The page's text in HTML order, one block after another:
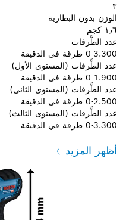
الوزن بدون البطارية
١٫٦ كجم
عدد الطَّرقات
0-3.300 طرقة في الدقيقة
عدد الطَّرقات (المستوى الأول)
0-1.900 طرقة في الدقيقة
عدد الطَّرقات (المستوى الثاني)
0-2.500 طرقة في الدقيقة
عدد الطَّرقات (المستوى الثالث)
0-3.300 طرقة في الدقيقة
أظهر المزيد